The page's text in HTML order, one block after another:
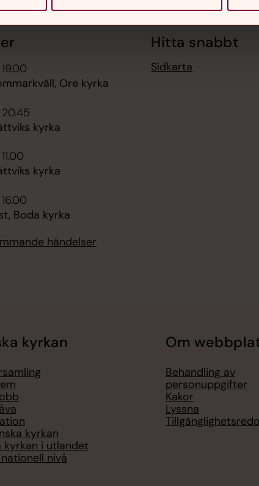
Ore kyrka
kyrka
kyrka
Boda kyrka
händelser
Hitta snabbt
Sidkarta
kyrkan
kyrkan
kyrkan i utlandet
nivå
Om
Behandling av
personuppgifter
Kakor
Lyssna